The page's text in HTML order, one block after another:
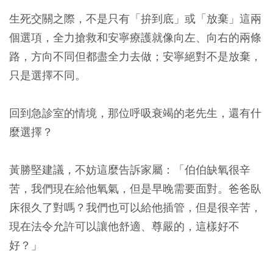
生死交關之際，不是只有「拚到底」或「放棄」這兩
個選項，全力搶救和安寧療護就像向左、向右的兩條
路，方向不同但都盡全力去做；安寧絕對不是放棄，
只是選擇不同。
回到急診室的情境，那位呼吸衰竭的老先生，還有什
麼選擇？
黃勝堅建議，不妨這麼告訴家屬：「伯伯缺氧很辛
苦，我們現在給他氧氣，但是早晚需要面對。爸爸臥
床很久了對嗎？我們也可以給他插管，但是很辛苦，
現在法令允許可以讓他舒適、尊嚴的，這樣好不
好？」